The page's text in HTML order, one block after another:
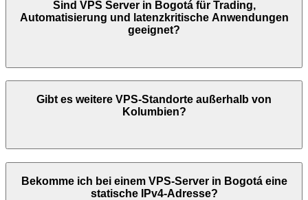
Sind VPS Server in Bogotáfür Trading,
Automatisierung und latenzkritische Anwendungen
geeignet?
Gibt es weitere VPS-Standorte außerhalb von
Kolumbien?
Bekomme ich bei einem VPS-Server in Bogotáeine
statische IPv4-Adresse?